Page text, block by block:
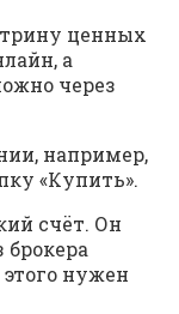
ценных
а
через
например,
«Купить».
счёт. Он
брокера
нужен